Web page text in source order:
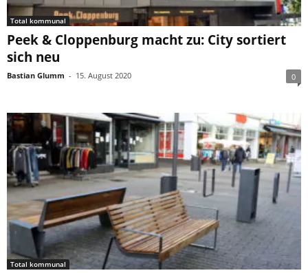
Total kommunal
Peek & Cloppenburg macht zu: City sortiert
sich neu
Bastian Glumm - 15. August 2020 0
Total kommunal